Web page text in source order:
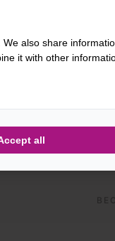
also share
it with other
all